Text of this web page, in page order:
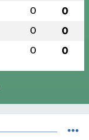
0 0
0 0
0 0